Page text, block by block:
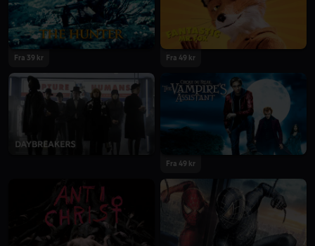
Fra 39 kr Fra 49 kr
Fra 49 kr